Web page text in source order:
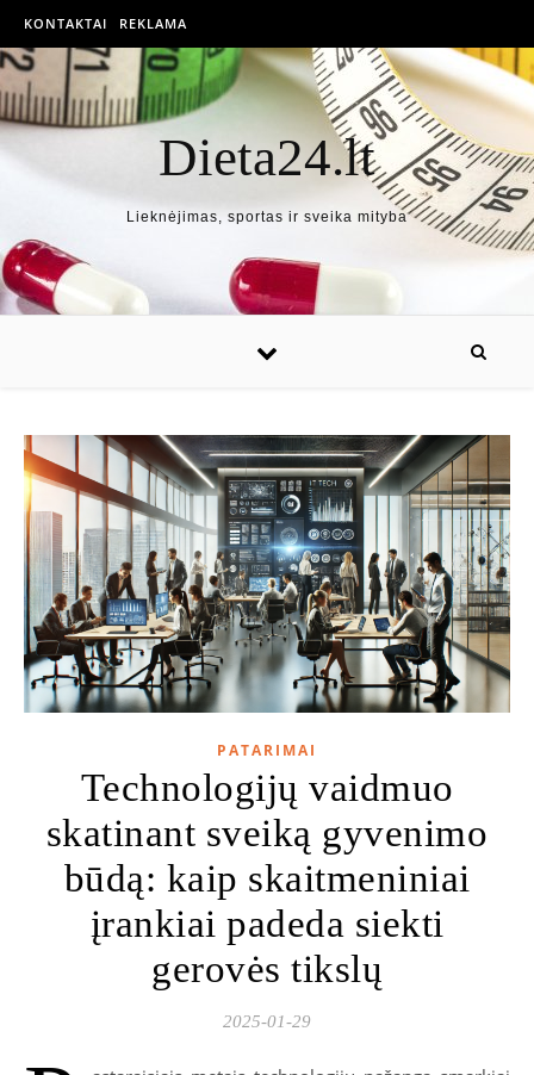
KONTAKTAI REKLAMA
Dieta24.lt
Lieknėjimas, sportas ir sveika mityba
PATARIMAI
Technologijų vaidmuo
skatinant sveiką gyvenimo
būdą: kaip skaitmeniniai
įrankiai padeda siekti
gerovės tikslų
2025-01-29